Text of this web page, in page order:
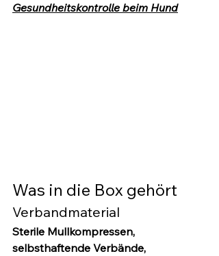
Gesundheitskontrolle beim Hund
Was in die Box gehört
Verbandmaterial
Sterile Mullkompressen,
selbsthaftende Verbände,